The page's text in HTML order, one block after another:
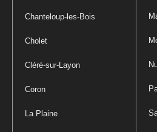
Chanteloup-les-Bois
Cholet
Cléré-sur-Layon
Coron
La Plaine